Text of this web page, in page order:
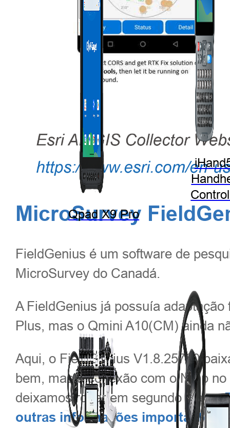
Qpad X9 Pro
MicroSurvey
FieldGenius é um software de
MicroSurvey do Canadá.
A FieldGenius já possuía
Plus, mas o Qmini A10(CM) ainda
Aqui, o FieldGenius V1.8.25720
bem, mas a conexão com o Ntrip
deixamos rodar em segundo plano.
outras informações importantes